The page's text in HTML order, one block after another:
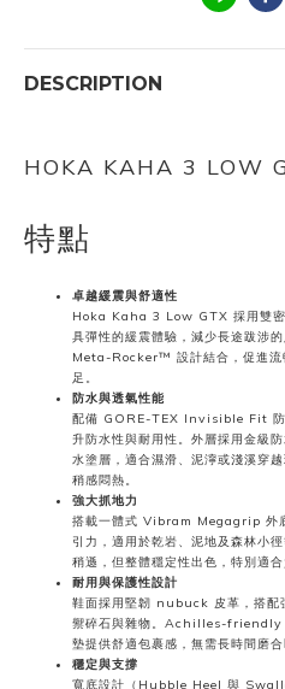
DESCRIPTION
HOKA KAHA 3 LOW
特點
卓越緩震與舒適性
Hoka Kaha 3 Low GTX 採用雙密
具彈性的緩震體驗，減少長途跋涉
Meta-Rocker™ 設計結合，促進流
足。
防水與透氣性能
配備 GORE-TEX Invisible Fit 防
升防水性與耐用性。外層採用金
水塗層，適合濕滑、泥濘或淺溪穿
稍感悶熱。
強大抓地力
搭載一體式 Vibram Megagrip 外
引力，適用於乾岩、泥地及森林小
稍遜，但整體穩定性出色，特別適合
耐用與保護性設計
鞋面採用堅韌 nubuck 皮革，搭配
禦碎石與雜物。Achilles-friendly
墊提供舒適包裹感，無需長時間磨合
穩定與支撐
寬底設計（Hubble Heel 與